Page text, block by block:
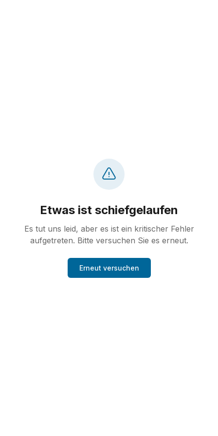
Etwas ist schiefgelaufen
Es tut uns leid, aber es ist ein kritischer Fehler
aufgetreten. Bitte versuchen Sie es erneut.
Erneut versuchen